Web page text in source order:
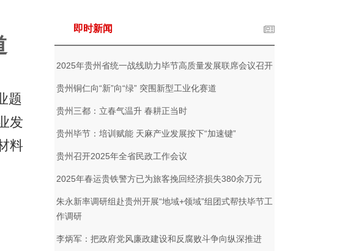
题
发
料
即时新闻
2025年贵州省统一战线助力毕节高质量发展联席会议召开
贵州铜仁向“新”向“绿” 突围新型工业化赛道
贵州三都：立春气温升 春耕正当时
贵州毕节：培训赋能 天麻产业发展按下“加速键”
贵州召开2025年全省民政工作会议
2025年春运贵铁警方已为旅客挽回经济损失380余万元
朱永新率调研组赴贵州开展“地域+领域”组团式帮扶毕节工
作调研
李炳军：把政府党风廉政建设和反腐败斗争向纵深推进